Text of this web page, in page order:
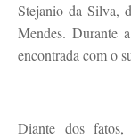
Stejanio da Silva,
Mendes. Durante
encontrada com o
Diante dos